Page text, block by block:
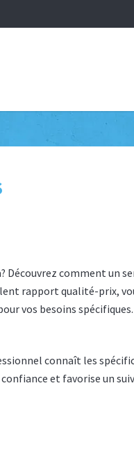
Découvrez comment un
rapport qualité-prix,
vos besoins spécifiques.
connaît les
et favorise un